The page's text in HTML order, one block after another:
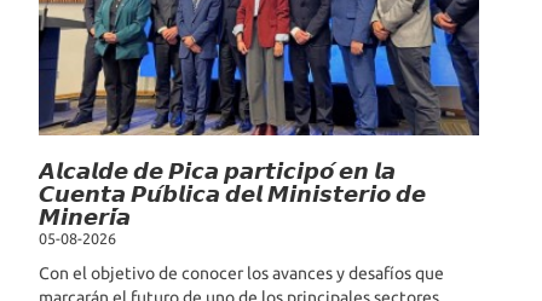
𝘼𝙡𝙘𝙖𝙡𝙙𝙚 𝙙𝙚 𝙋𝙞𝙘𝙖 𝙥𝙖𝙧𝙩𝙞𝙘𝙞𝙥𝙤́ 𝙚𝙣 𝙡𝙖
𝘾𝙪𝙚𝙣𝙩𝙖 𝙋𝙪́𝙗𝙡𝙞𝙘𝙖 𝙙𝙚𝙡 𝙈𝙞𝙣𝙞𝙨𝙩𝙚𝙧𝙞𝙤 𝙙𝙚
𝙈𝙞𝙣𝙚𝙧𝙞́𝙖
05-08-2026
Con el objetivo de conocer los avances y desafíos que